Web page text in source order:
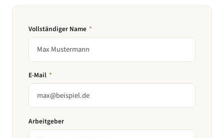
Vollständiger Name *
E-Mail *
Arbeitgeber